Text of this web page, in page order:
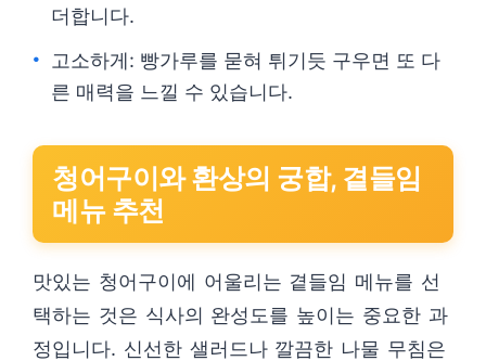
더합니다.
고소하게: 빵가루를 묻혀 튀기듯 구우면 또 다
른 매력을 느낄 수 있습니다.
청어구이와 환상의 궁합, 곁들임
메뉴 추천
맛있는 청어구이에 어울리는 곁들임 메뉴를 선
택하는 것은 식사의 완성도를 높이는 중요한 과
정입니다. 신선한 샐러드나 깔끔한 나물 무침은